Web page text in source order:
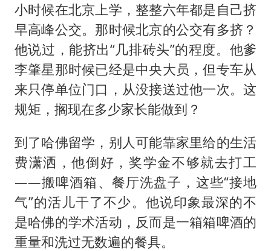
小时候在北京上学，整整六年都是自己挤
早高峰公交。那时候北京的公交有多挤？
他说过，能挤出“几排砖头”的程度。他爹
李肇星那时候已经是中央大员，但专车从
来只停单位门口，从没接送过他一次。这
规矩，搁现在多少家长能做到？
到了哈佛留学，别人可能靠家里给的生活
费潇洒，他倒好，奖学金不够就去打工
——搬啤酒箱、餐厅洗盘子，这些“接地
气”的活儿干了不少。他说印象最深的不
是哈佛的学术活动，反而是一箱箱啤酒的
重量和洗过无数遍的餐具。